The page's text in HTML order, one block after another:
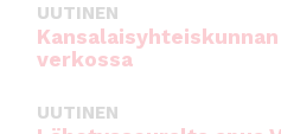
UUTINEN
verkossa
UUTINEN